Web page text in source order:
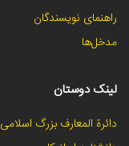
راهنمای نویسندگان
مدخل‌ها
لینک دوستان
دائرة المعارف بزرگ اسلامی